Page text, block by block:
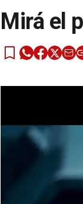
Mirá el